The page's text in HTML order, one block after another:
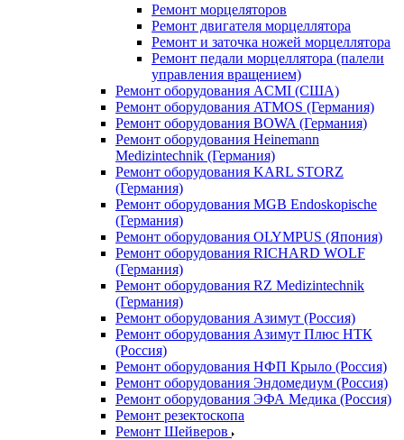
Ремонт морцеляторов
Ремонт двигателя морцеллятора
Ремонт и заточка ножей морцеллятора
Ремонт педали морцеллятора (палели
управления вращением)
Ремонт оборудования ACMI (США)
Ремонт оборудования ATMOS (Германия)
Ремонт оборудования BOWA (Германия)
Ремонт оборудования Heinemann
Medizintechnik (Германия)
Ремонт оборудования KARL STORZ
(Германия)
Ремонт оборудования MGB Endoskopische
(Германия)
Ремонт оборудования OLYMPUS (Япония)
Ремонт оборудования RICHARD WOLF
(Германия)
Ремонт оборудования RZ Medizintechnik
(Германия)
Ремонт оборудования Азимут (Россия)
Ремонт оборудования Азимут Плюс НТК
(Россия)
Ремонт оборудования НФП Крыло (Россия)
Ремонт оборудования Эндомедиум (Россия)
Ремонт оборудования ЭФА Медика (Россия)
Ремонт резектоскопа
Ремонт Шейверов